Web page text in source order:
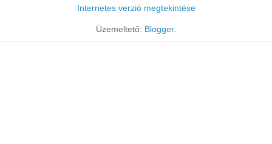
Internetes verzió megtekintése
Üzemeltető: Blogger.